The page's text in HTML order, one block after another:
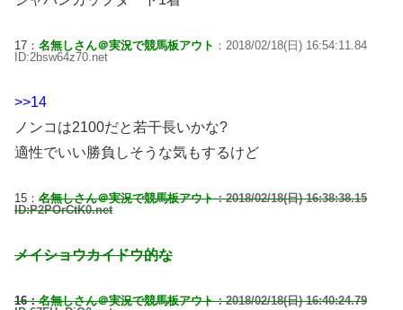
17： 名無しさん＠実況で競馬板アウト ：2018/02/18(日) 16:54:11.84
ID:2bsw64z70.net
>>14
ノンコは2100だと若干長いかな?
適性でいい勝負しそうな気もするけど
15： 名無しさん＠実況で競馬板アウト：2018/02/18(日) 16:38:38.15
ID:P2POrCtK0.net
メイショウカイドウ的な
16：名無しさん＠実況で競馬板アウト：2018/02/18(日) 16:40:24.79